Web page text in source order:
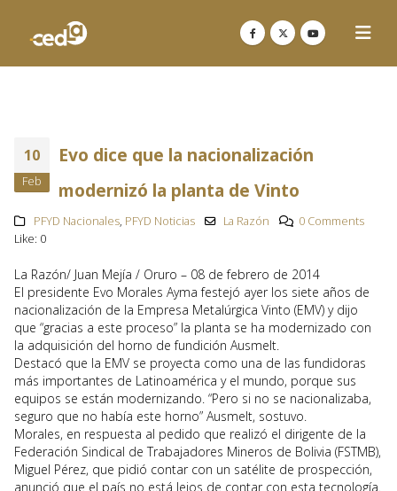
10
Feb
Evo dice que la nacionalización
modernizó la planta de Vinto
PFYD Nacionales, PFYD Noticias La Razón
0 Comments
Like: 0
La Razón/ Juan Mejía / Oruro – 08 de febrero de 2014
El presidente Evo Morales Ayma festejó ayer los siete años de
nacionalización de la Empresa Metalúrgica Vinto (EMV) y dijo
que “gracias a este proceso” la planta se ha modernizado con
la adquisición del horno de fundición Ausmelt.
Destacó que la EMV se proyecta como una de las fundidoras
más importantes de Latinoamérica y el mundo, porque sus
equipos se están modernizando. “Pero si no se nacionalizaba,
seguro que no había este horno” Ausmelt, sostuvo.
Morales, en respuesta al pedido que realizó el dirigente de la
Federación Sindical de Trabajadores Mineros de Bolivia (FSTMB),
Miguel Pérez, que pidió contar con un satélite de prospección,
anunció que el país no está lejos de contar con esta tecnología.